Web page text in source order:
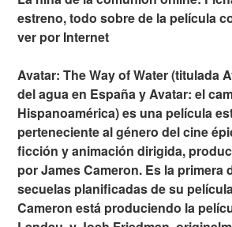
estreno, todo sobre de la película
ver por Internet
Avatar: The Way of Water (titulada
del agua en España y Avatar: el
Hispanoamérica) es una película
perteneciente al género del cine
ficción y animación dirigida,
por James Cameron. Es la primera
secuelas planificadas de su
Cameron está produciendo la